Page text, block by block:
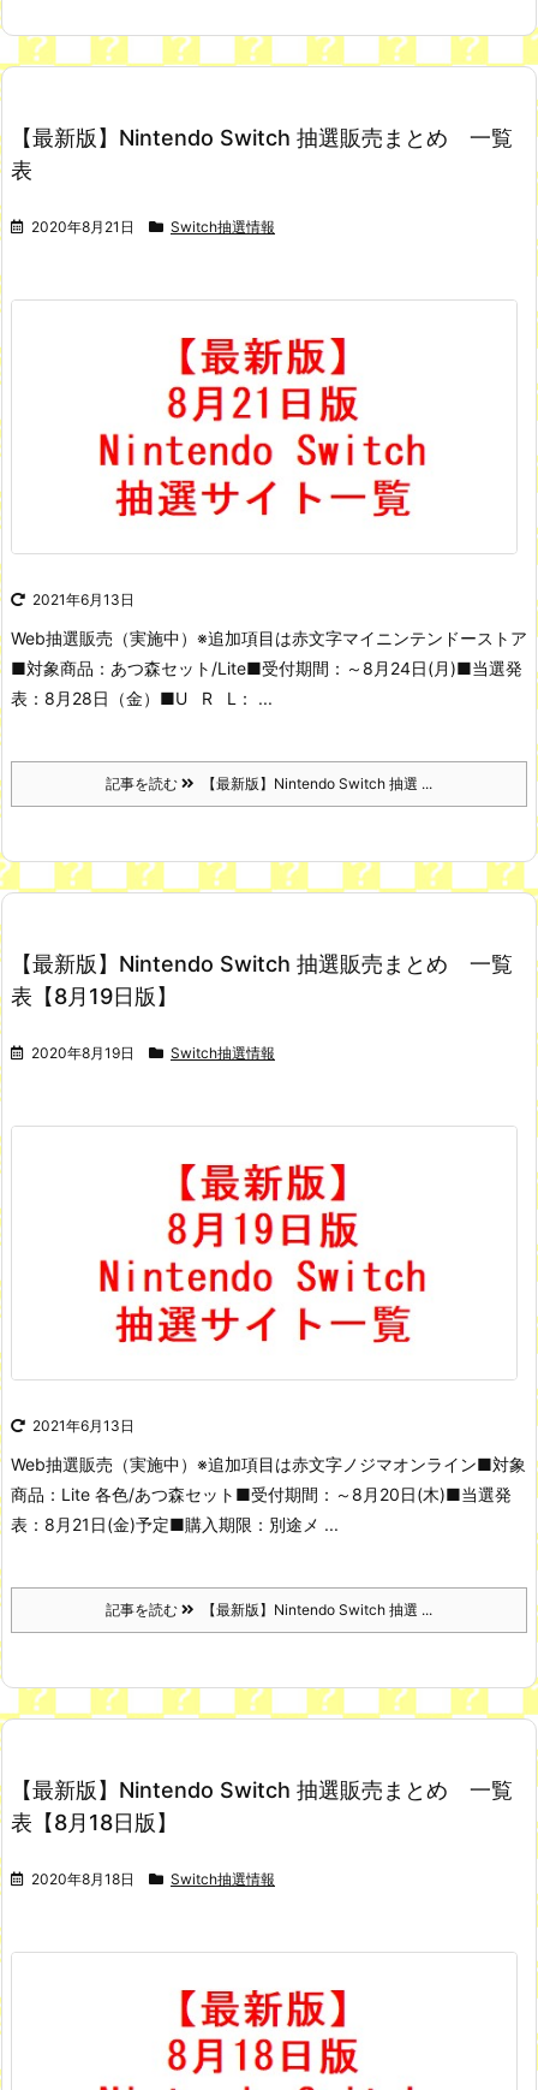
【最新版】Nintendo Switch 抽選販売まとめ 一覧
表
2020年8月21日 Switch抽選情報
2021年6月13日
Web抽選販売（実施中） ※追加項目は赤文字マイニンテンドーストア
■対象商品：あつ森セット/Lite■受付期間：～8月24日(月)■当選発
表：8月28日（金） ■U R L： ...
記事を読む 【最新版】Nintendo Switch 抽選 ...
【最新版】Nintendo Switch 抽選販売まとめ 一覧
表【8月19日版】
2020年8月19日 Switch抽選情報
2021年6月13日
Web抽選販売（実施中） ※追加項目は赤文字 ノジマオンライン■対象
商品：Lite 各色/あつ森セット ■受付期間：～8月20日(木)■当選発
表：8月21日(金)予定■購入期限：別途メ ...
記事を読む 【最新版】Nintendo Switch 抽選 ...
【最新版】Nintendo Switch 抽選販売まとめ 一覧
表【8月18日版】
2020年8月18日 Switch抽選情報